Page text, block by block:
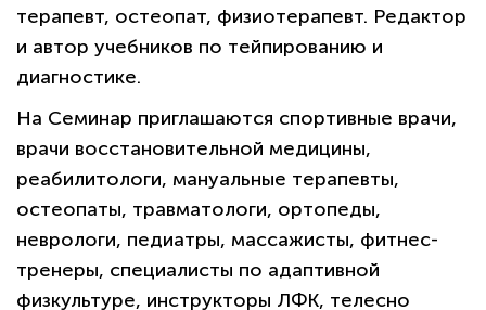
терапевт, остеопат, физиотерапевт. Редактор
и автор учебников по тейпированию и
диагностике.
На Семинар приглашаются спортивные врачи,
врачи восстановительной медицины,
реабилитологи, мануальные терапевты,
остеопаты, травматологи, ортопеды,
неврологи, педиатры, массажисты, фитнес-
тренеры, специалисты по адаптивной
физкультуре, инструкторы ЛФК, телесно